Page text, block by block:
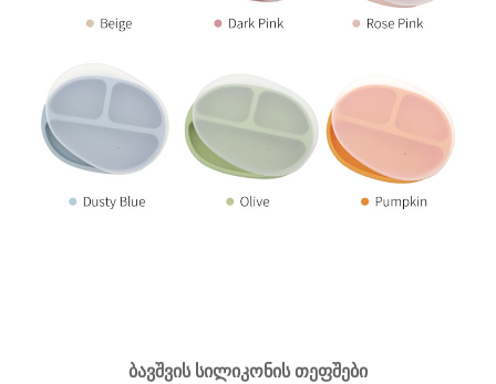
ბავშვის სილიკონის თეფშები